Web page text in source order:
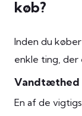
køb?
Inden du
enkle ting,
Vandtæthed
En af de